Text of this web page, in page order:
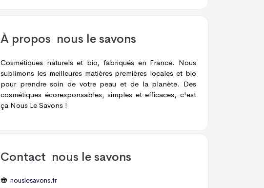
À propos nous le savons
Cosmétiques naturels et bio, fabriqués en France. Nous
sublimons les meilleures matières premières locales et bio
pour prendre soin de votre peau et de la planète. Des
cosmétiques écoresponsables, simples et efficaces, c'est
ça Nous Le Savons !
Contact nous le savons
nouslesavons.fr